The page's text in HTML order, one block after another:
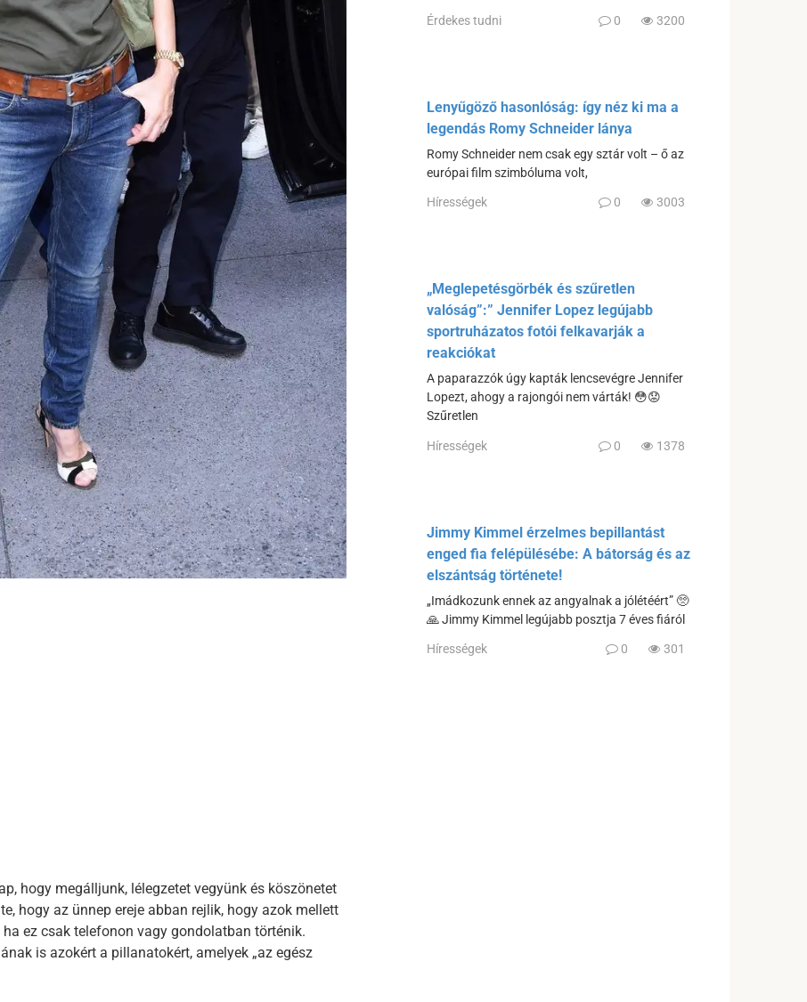
hogy megálljunk, lélegzetet vegyünk és köszönetet
hogy az ünnep ereje abban rejlik, hogy azok mellett
ha ez csak telefonon vagy gondolatban történik.
is azokért a pillanatokért, amelyek „az egész
Érdekes tudni 0 3200
Lenyűgöző hasonlóság: így néz ki ma a
legendás Romy Schneider lánya
Romy Schneider nem csak egy sztár volt – ő az
európai film szimbóluma volt,
Hírességek 0 3003
„Meglepetésgörbék és szűretlen
valóság”:” Jennifer Lopez legújabb
sportruházatos fotói felkavarják a
reakciókat
A paparazzók úgy kapták lencsevégre Jennifer
Lopezt, ahogy a rajongói nem várták! 😳😟
Szűretlen
Hírességek 0 1378
Jimmy Kimmel érzelmes bepillantást
enged fia felépülésébe: A bátorság és az
elszántság története!
„Imádkozunk ennek az angyalnak a jólétéért” 🥺
🙏 Jimmy Kimmel legújabb posztja 7 éves fiáról
Hírességek 0 301